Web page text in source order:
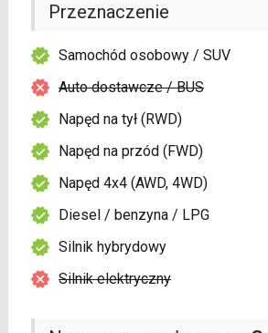
Przeznaczenie
Samochód osobowy / SUV
Auto dostawcze / BUS
Napęd na tył (RWD)
Napęd na przód (FWD)
Napęd 4x4 (AWD, 4WD)
Diesel / benzyna / LPG
Silnik hybrydowy
Silnik elektryczny